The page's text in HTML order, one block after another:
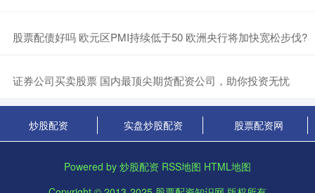
​股票配债好吗 欧元区PMI持续低于50 欧洲央行将加快宽松步伐?
​证券公司买卖股票 国内最顶尖期货配资公司，助你投资无忧
炒股配资 实盘炒股配资 股票配资网
Powered by 炒股配资 RSS地图 HTML地图